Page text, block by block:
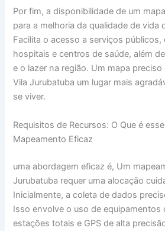
Por fim, a disponibilidade de um
para a melhoria da qualidade de vida
Facilita o acesso a serviços públicos,
hospitais e centros de saúde, além
e o lazer na região. Um mapa
Vila Jurubatuba um lugar mais
se viver.
Requisitos de Recursos: O Que é
Mapeamento Eficaz
uma abordagem eficaz é, Um
Jurubatuba requer uma alocação
Inicialmente, a coleta de dados
Isso envolve o uso de equipamentos
estações totais e GPS de alta